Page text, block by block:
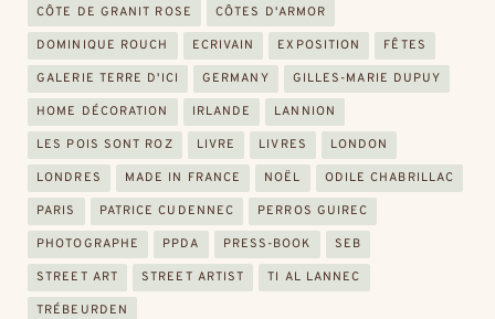
CÔTE DE GRANIT ROSE CÔTES D'ARMOR
DOMINIQUE ROUCH ECRIVAIN EXPOSITION FÊTES
GALERIE TERRE D'ICI GERMANY GILLES-MARIE DUPUY
HOME DÉCORATION IRLANDE LANNION
LES POIS SONT ROZ LIVRE LIVRES LONDON
LONDRES MADE IN FRANCE NOËL ODILE CHABRILLAC
PARIS PATRICE CUDENNEC PERROS GUIREC
PHOTOGRAPHE PPDA PRESS-BOOK SEB
STREET ART STREET ARTIST TI AL LANNEC
TRÉBEURDEN